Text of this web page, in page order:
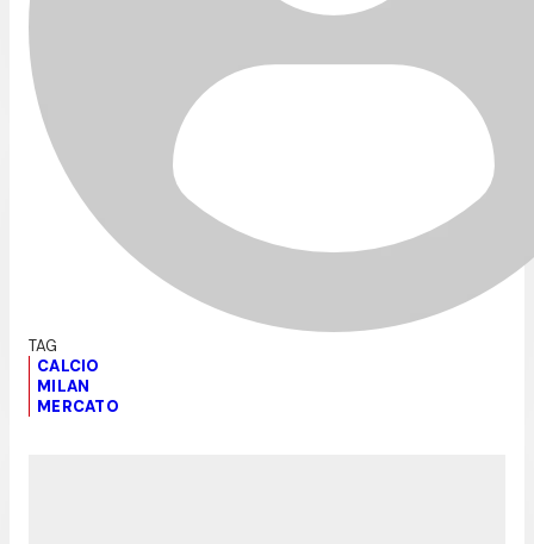
CALCIO
MILAN
MERCATO